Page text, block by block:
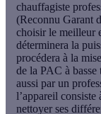
chauffagiste
(Reconnu Garant
choisir le meilleur
déterminera la
procédera à la
de la PAC à basse
aussi par un
l’appareil
nettoyer ses